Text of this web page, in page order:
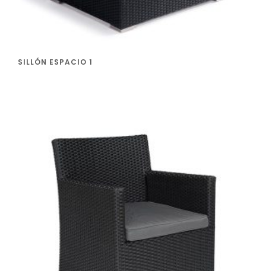
SILLÓN ESPACIO 1